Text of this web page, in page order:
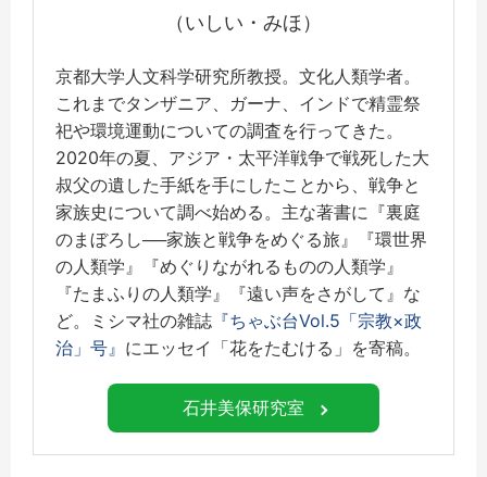
（いしい・みほ）
京都大学人文科学研究所教授。文化人類学者。
これまでタンザニア、ガーナ、インドで精霊祭
祀や環境運動についての調査を行ってきた。
2020年の夏、アジア・太平洋戦争で戦死した大
叔父の遺した手紙を手にしたことから、戦争と
家族史について調べ始める。主な著書に『裏庭
のまぼろし──家族と戦争をめぐる旅』『環世界
の人類学』『めぐりながれるものの人類学』
『たまふりの人類学』『遠い声をさがして』な
ど。ミシマ社の雑誌 『ちゃぶ台Vol.5「宗教×政
治」号』 にエッセイ「花をたむける」を寄稿。
石井美保研究室